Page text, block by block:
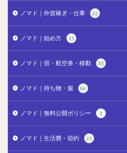
ノマド｜外貨稼ぎ・仕事 22
ノマド｜始め方 15
ノマド｜宿・航空券・移動 33
ノマド｜持ち物・服 86
ノマド｜無料公開ポリシー 1
ノマド｜生活費・節約 21